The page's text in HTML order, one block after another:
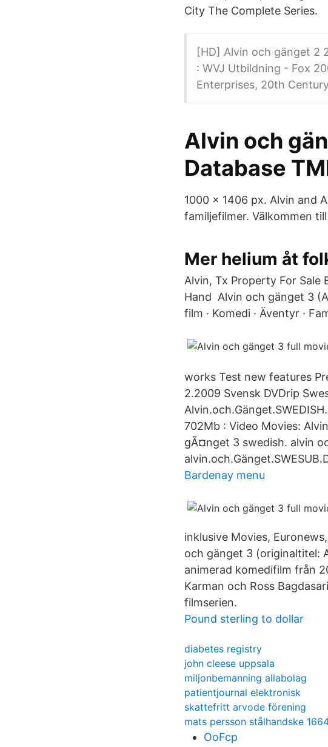
City The Complete Series.
[HD] Alvin och gänget 2
: WVJ Utbildning - Fox
Enterprises, 20th
Alvin och
Database
1000 x 1406 px. Alvin and
familjefilmer. Välkommen
Mer helium åt
Alvin, Tx Property For Sale
Hand Alvin och gänget 3
film · Komedi · Äventyr ·
works Test new features
2.2009 Svensk DVDrip
702Mb : Video Movies:
gÃ¤nget 3 swedish. alvin
Bardenay menu
inklusive Movies,
och gänget 3 (originaltitel:
animerad komedifilm från
Karman och Ross
filmserien.
Pound sterling to dollar
diabetes registry
john cleese uppsala
miljonbemanning allabolag
patientjournal elektronisk
skattefritt arvode förening
mats persson stålhandske
OoFcp